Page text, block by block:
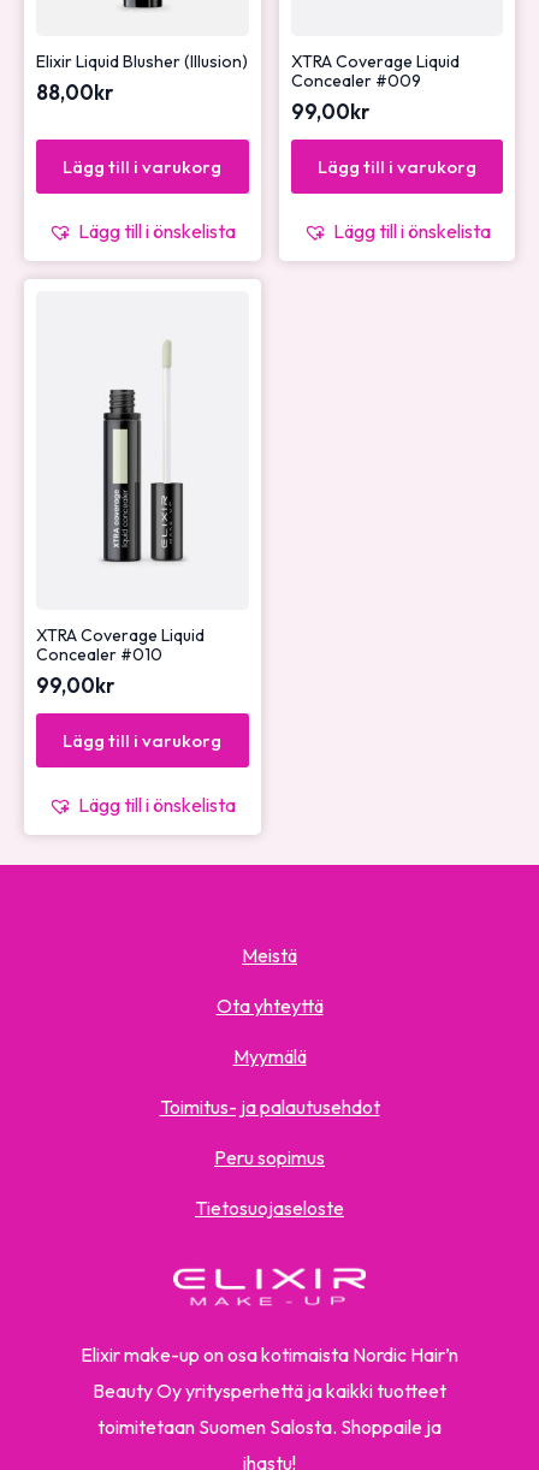
Elixir Liquid Blusher (Illusion)
88,00kr
Lägg till i varukorg
Lägg till i önskelista
XTRA Coverage Liquid
Concealer #009
99,00kr
Lägg till i varukorg
Lägg till i önskelista
XTRA Coverage Liquid
Concealer #010
99,00kr
Lägg till i varukorg
Lägg till i önskelista
Elixir make-up on osa kotimaista Nordic Hair’n
Beauty Oy yritysperhettä ja kaikki tuotteet
toimitetaan Suomen Salosta. Shoppaile ja
ihastu!
Meistä
Ota yhteyttä
Myymälä
Toimitus- ja palautusehdot
Peru sopimus
Tietosuojaseloste